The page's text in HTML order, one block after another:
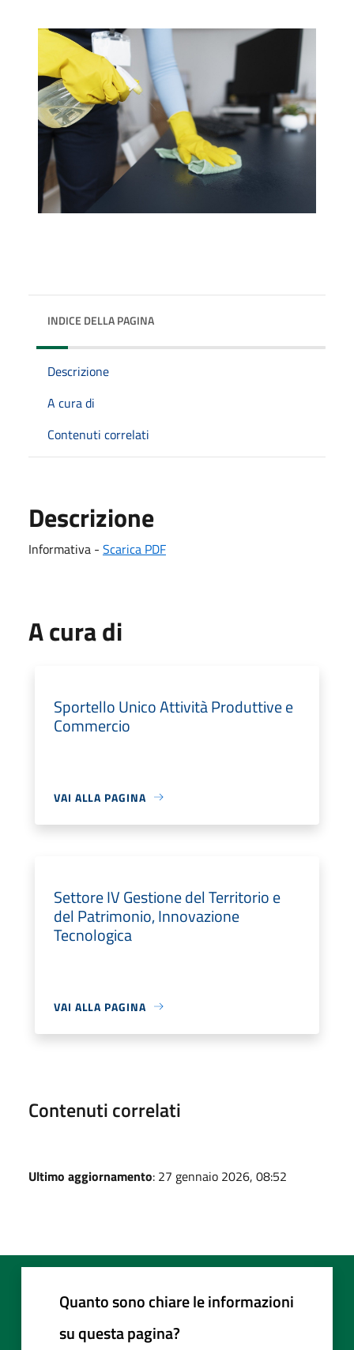
INDICE DELLA PAGINA
Descrizione
A cura di
Contenuti correlati
Descrizione
Informativa - Scarica PDF
A cura di
Sportello Unico Attività Produttive e
Commercio
VAI ALLA PAGINA
Settore IV Gestione del Territorio e
del Patrimonio, Innovazione
Tecnologica
VAI ALLA PAGINA
Contenuti correlati
Ultimo aggiornamento: 27 gennaio 2026, 08:52
Quanto sono chiare le informazioni
su questa pagina?